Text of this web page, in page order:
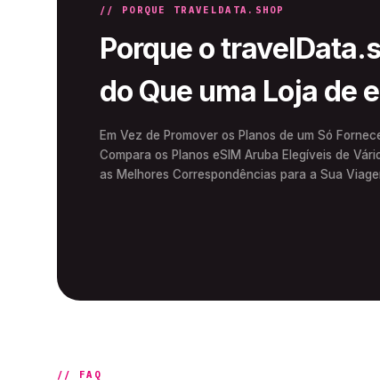
// PORQUE TRAVELDATA.SHOP
Porque o
do Que uma Loja de
Em Vez de Promover os Planos de um Só
Compara os Planos eSIM Aruba Elegíveis de
as Melhores Correspondências para a Sua
// FAQ